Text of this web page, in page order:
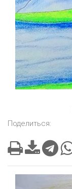
Поделиться: